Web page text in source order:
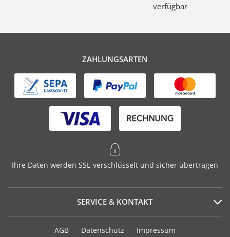
verfügbar
ZAHLUNGSARTEN
Ihre Daten werden SSL-verschlüsselt und sicher übertragen
SERVICE & KONTAKT
Serviceportal
AGB Datenschutz Impressum